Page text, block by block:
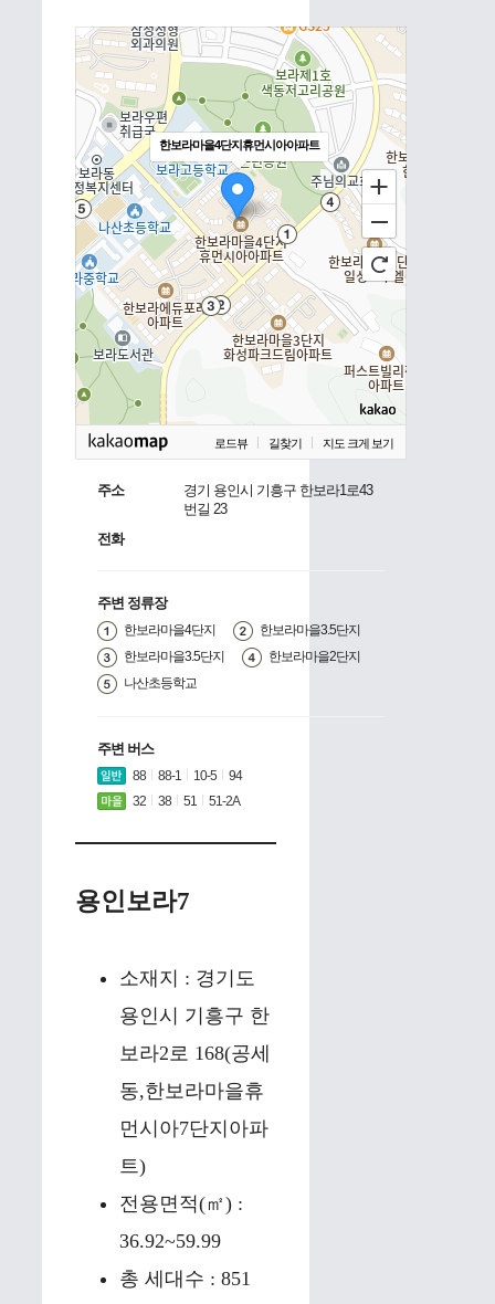
한보라마을4단지휴먼시아아파트
로드뷰 길찾기 지도 크게 보기
주소
경기 용인시 기흥구 한보라1로43
번길 23
전화
주변 정류장
한보라마을4단지
한보라마을3.5단지
한보라마을3.5단지
한보라마을2단지
나산초등학교
주변 버스
88 88-1 10-5
94
32
38 51 51-2A
용인보라7
소재지 : 경기도
용인시 기흥구 한
보라2로 168(공세
동,한보라마을휴
먼시아7단지아파
트)
전용면적(㎡) :
36.92~59.99
총 세대수 : 851